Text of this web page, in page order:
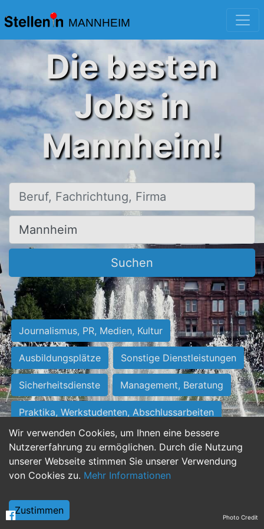
MANNHEIM
Wir verwenden Cookies, um Ihnen eine bessere
Nutzererfahrung zu ermöglichen. Durch die Nutzung
unserer Webseite stimmen Sie unserer Verwendung
von Cookies zu. Mehr Informationen
Zustimmen
Die besten
Jobs in
Mannheim!
Beruf, Fachrichtung, Firma
Ort, Stadt
Suchen
Journalismus, PR, Medien, Kultur
Ausbildungsplätze Sonstige Dienstleistungen
Sicherheitsdienste Management, Beratung
Praktika, Werkstudenten, Abschlussarbeiten
Personalwesen Assistenz, Sekretariat
Hilfskräfte, Aushilfs- und Nebenjobs
Weiterbildung, Studium, duale Ausbildung Photo Credit